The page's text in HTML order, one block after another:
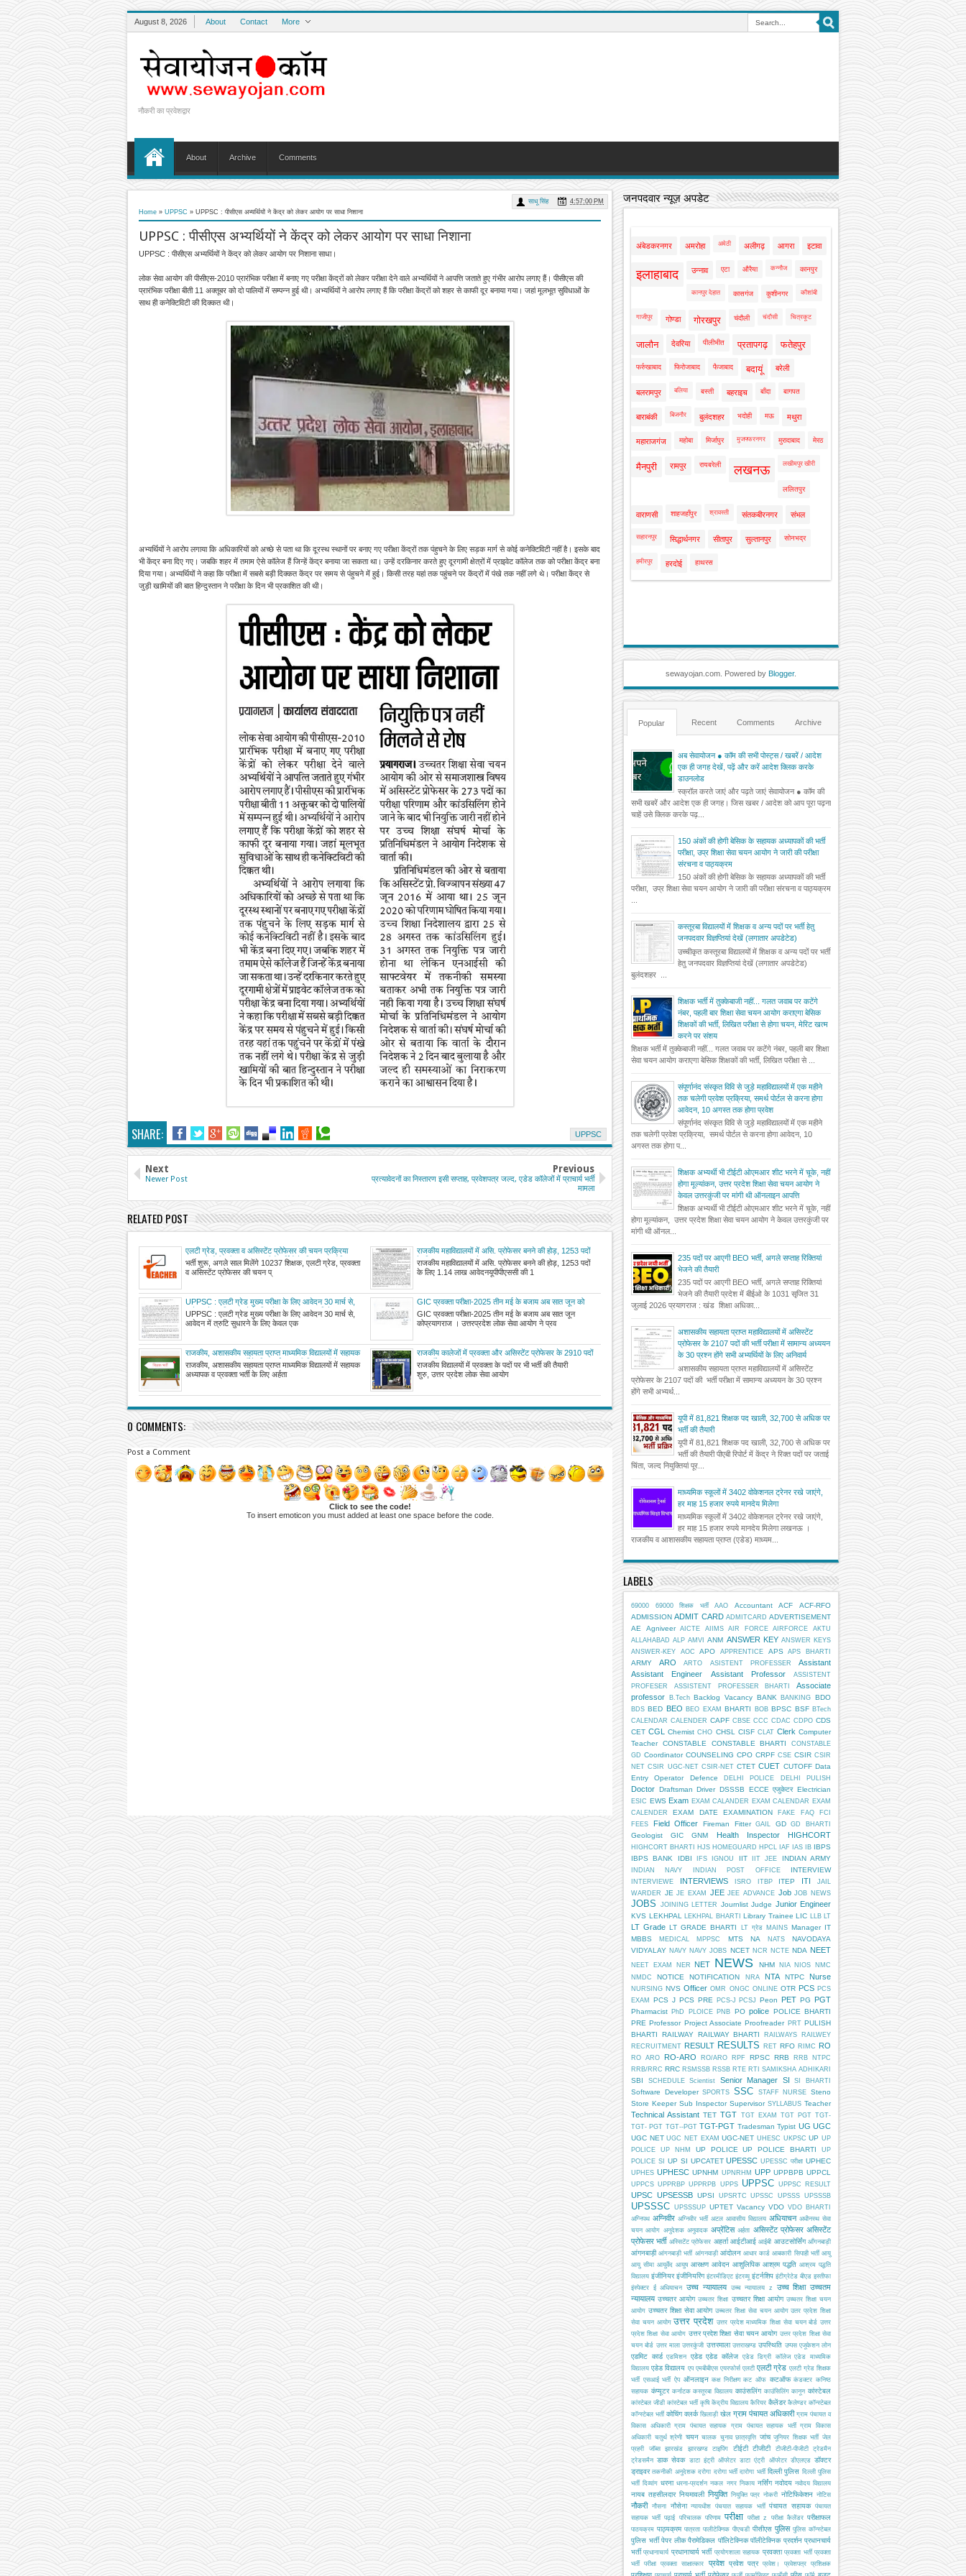
August 8, 2026 About Contact More
नौकरी का प्रवेशद्वार
About Archive Comments
Home » UPPSC » UPPSC : पीसीएस अभ्यर्थियों ने केंद्र को लेकर आयोग पर साधा निशाना
UPPSC : पीसीएस अभ्यर्थियों ने केंद्र को लेकर आयोग पर साधा निशाना
साधू सिंह 4:57:00 PM
UPPSC
UPPSC : पीसीएस अभ्यर्थियों ने केंद्र को लेकर आयोग पर निशाना साधा।
लोक सेवा आयोग की पीसीएस-2010 प्रारंभिक परीक्षा में बनाए गए परीक्षा केंद्रों को लेकर परीक्षा देने वाले अभ्यर्थियों ने आपत्ति जताते हुए गंभीर आरोप लगाए हैं। पीसीएस की
प्रारंभिक परीक्षा बीती 11 अक्तूबर को दो पालियों में सम्पन्न हुई थी। अभ्यर्थियों ने आरोप लगाए हैं कि परीक्षा केंद्रों को शहर से काफी दूर बनाया गया। जहां मूलभूत सुविधाओं के
साथ ही कनेक्टिविटी की दिक्कत थी।
अभ्यर्थियों ने आरोप लगाया कि अधिकारियों को अच्छे से पता था कि दूरस्थ स्थानों पर बनाए गए परीक्षा केंद्रों तक पंहुचने के लिए सड़क मार्ग से कोई कनेक्टिविटी नहीं है। इसके बाद
भी केंद्र बना दिए गए। जबकि शहर में तमाम ऐसे कॉलेज हैं जिन्हें केंद्र बनाया जा सकता था। उन्हें दरकिनार करते हुए दूरगामी क्षेत्रों में प्राइवेट कॉलेज तक को परीक्षा केंद्र बना
दिया गया। अभ्यर्थियों ने कहा कि परीक्षा में सबसे बड़ी दिक्कत केंद्र पर समय से पंहुचने में हुई। किसी तरह यहां तक पहुंचने पर केंद्रों में पंखे तक नहीं लगे थे। परीक्षा केंद्र से
जुड़ी खामियों की बात हिन्दुस्तान ने परीक्षा के दिन भी प्रकाशित की थी।
SHARE:
Next
Newer Post
Previous
प्रत्यावेदनों का निस्तारण इसी सप्ताह, प्रवेशपत्र जल्द, एडेड कॉलेजों में प्राचार्य भर्ती
मामला
RELATED POST
एलटी ग्रेड, प्रवक्ता व असिस्टेंट प्रोफेसर की चयन प्रक्रिया
2026 में होगी पूरी, UPPSC तीनों भर्तियों के लिए जल्द घोषित
करेगा परीक्षाओं की तिथियां
भर्ती शुरू, अगले साल मिलेंगे 10237 शिक्षक, एलटी ग्रेड, प्रवक्ता
व असिस्टेंट प्रोफेसर की चयन प्
राजकीय महाविद्यालयों में असि. प्रोफेसर बनने की होड़, 1253 पदों
के लिए 1.14 लाख आवेदन
राजकीय महाविद्यालयों में असि. प्रोफेसर बनने की होड़, 1253 पदों
के लिए 1.14 लाख आवेदनयूपीपीएससी की 1
UPPSC : एलटी ग्रेड मुख्य परीक्षा के लिए आवेदन 30 मार्च से,
आवेदन में त्रुटि सुधारने के लिए केवल एक अवसर मिलेगा
UPPSC : एलटी ग्रेड मुख्य परीक्षा के लिए आवेदन 30 मार्च से,
आवेदन में त्रुटि सुधारने के लिए केवल एक
GIC प्रवक्ता परीक्षा-2025 तीन मई के बजाय अब सात जून को
GIC प्रवक्ता परीक्षा-2025 तीन मई के बजाय अब सात जून
कोप्रयागराज । उत्तरप्रदेश लोक सेवा आयोग ने प्रव
राजकीय, अशासकीय सहायता प्राप्त माध्यमिक विद्यालयों में सहायक
अध्यापक व प्रवक्ता भर्ती के लिए अर्हता संबंधी नियमावली के बाद
अब परीक्षा प्रारूप भी हो सकता है एक समान
राजकीय, अशासकीय सहायता प्राप्त माध्यमिक विद्यालयों में सहायक
अध्यापक व प्रवक्ता भर्ती के लिए अर्हता
राजकीय कालेजों में प्रवक्ता और असिस्टेंट प्रोफेसर के 2910 पदों
पर भर्ती अगस्त से
राजकीय विद्यालयों में प्रवक्ता के पदों पर भी भर्ती की तैयारी
शुरु, उत्तर प्रदेश लोक सेवा आयोग
0 COMMENTS:
Post a Comment
Click to see the code!
To insert emoticon you must added at least one space before the code.
जनपदवार न्यूज़ अपडेट
अंबेडकरनगर अमरोहा अमेठी अलीगढ़ आगरा इटावा
इलाहाबाद उन्नाव एटा औरैया कन्नौज कानपुर
कानपुर देहात कासगंज कुशीनगर कौशांबी
गाजीपुर गोण्डा गोरखपुर चंदौली चंदौसी चित्रकूट
जालौन देवरिया पीलीभीत प्रतापगढ़ फतेहपुर
फर्रुखाबाद फिरोजाबाद फैजाबाद बदायूं बरेली
बलरामपुर बलिया बस्ती बहराइच बाँदा बागपत
बाराबंकी बिजनौर बुलंदशहर भदोही मऊ मथुरा
महाराजगंज महोबा मिर्जापुर मुजफ्फरनगर मुरादाबाद मेरठ
मैनपुरी रामपुर रायबरेली लखनऊ लखीमपुर खीरी
ललितपुर
वाराणसी शाहजहाँपुर श्रावस्ती संतकबीरनगर संभल
सहारनपुर सिद्धार्थनगर सीतापुर सुल्तानपुर सोनभद्र
हमीरपुर हरदोई हाथरस
sewayojan.com. Powered by Blogger.
Popular Recent Comments Archive
अब सेवायोजन ● कॉम की सभी पोस्ट्स / खबरें / आदेश
एक ही जगह देखें, पढ़ें और करें आदेश क्लिक करके
डाउनलोड
स्क्रॉल करते जाएं और पढ़ते जाएं सेवायोजन ● कॉम की
सभी खबरें और आदेश एक ही जगह। जिस खबर / आदेश को आप पूरा पढ़ना
चाहें उसे क्लिक करके पढ़...
150 अंकों की होगी बेसिक के सहायक अध्यापकों की भर्ती
परीक्षा, उप्र शिक्षा सेवा चयन आयोग ने जारी की परीक्षा
संरचना व पाठ्यक्रम
150 अंकों की होगी बेसिक के सहायक अध्यापकों की भर्ती
परीक्षा, उप्र शिक्षा सेवा चयन आयोग ने जारी की परीक्षा संरचना व पाठ्यक्रम
कस्तूरबा विद्यालयों में शिक्षक व अन्य पदों पर भर्ती हेतु
जनपदवार विज्ञप्तियां देखें (लगातार अपडेटेड)
उच्चीकृत कस्तूरबा विद्यालयों में शिक्षक व अन्य पदों पर भर्ती
हेतु जनपदवार विज्ञप्तियां देखें (लगातार अपडेटेड)
बुलंदशहर ...
शिक्षक भर्ती में तुक्केबाजी नहीं... गलत जवाब पर कटेंगे
नंबर, पहली बार शिक्षा सेवा चयन आयोग कराएगा बेसिक
शिक्षकों की भर्ती, लिखित परीक्षा से होगा चयन, मेरिट खत्म
करने पर संशय
शिक्षक भर्ती में तुक्केबाजी नहीं... गलत जवाब पर कटेंगे नंबर, पहली बार शिक्षा
सेवा चयन आयोग कराएगा बेसिक शिक्षकों की भर्ती, लिखित परीक्षा से ...
संपूर्णानंद संस्कृत विवि से जुड़े महाविद्यालयों में एक महीने
तक चलेगी प्रवेश प्रक्रिया, समर्थ पोर्टल से करना होगा
आवेदन, 10 अगस्त तक होगा प्रवेश
संपूर्णानंद संस्कृत विवि से जुड़े महाविद्यालयों में एक महीने
तक चलेगी प्रवेश प्रक्रिया, समर्थ पोर्टल से करना होगा आवेदन, 10
अगस्त तक होगा प...
शिक्षक अभ्यर्थी भी टीईटी ओएमआर शीट भरने में चूके, नहीं
होगा मूल्यांकन, उत्तर प्रदेश शिक्षा सेवा चयन आयोग ने
केवल उत्तरकुंजी पर मांगी थी ऑनलाइन आपत्ति
शिक्षक अभ्यर्थी भी टीईटी ओएमआर शीट भरने में चूके, नहीं
होगा मूल्यांकन, उत्तर प्रदेश शिक्षा सेवा चयन आयोग ने केवल उत्तरकुंजी पर
मांगी थी ऑनल...
235 पदों पर आएगी BEO भर्ती, अगले सप्ताह रिक्तियां
भेजने की तैयारी
235 पदों पर आएगी BEO भर्ती, अगले सप्ताह रिक्तियां
भेजने की तैयारी प्रदेश में बीईओ के 1031 सृजित 31
जुलाई 2026 प्रयागराज : खंड शिक्षा अधिका...
अशासकीय सहायता प्राप्त महाविद्यालयों में असिस्टेंट
प्रोफेसर के 2107 पदों की भर्ती परीक्षा में सामान्य अध्ययन
के 30 प्रश्न होंगे सभी अभ्यर्थियों के लिए अनिवार्य
अशासकीय सहायता प्राप्त महाविद्यालयों में असिस्टेंट
प्रोफेसर के 2107 पदों की भर्ती परीक्षा में सामान्य अध्ययन के 30 प्रश्न
होंगे सभी अभ्यर्थ...
यूपी में 81,821 शिक्षक पद खाली, 32,700 से अधिक पर
भर्ती की तैयारी
यूपी में 81,821 शिक्षक पद खाली, 32,700 से अधिक पर
भर्ती की तैयारी पीएबी रिपोर्ट में केंद्र ने रिक्त पदों पर जताई
चिंता, जल्द नियुक्तियां पूर...
माध्यमिक स्कूलों में 3402 वोकेशनल ट्रेनर रखे जाएंगे,
हर माह 15 हजार रुपये मानदेय मिलेगा
माध्यमिक स्कूलों में 3402 वोकेशनल ट्रेनर रखे जाएंगे,
हर माह 15 हजार रुपये मानदेय मिलेगा लखनऊ ।
राजकीय व आशासकीय सहायता प्राप्त (एडेड) माध्यम...
LABELS
69000 69000 शिक्षक भर्ती AAO Accountant ACF
ACF-RFO
ADMISSION ADMIT CARD ADMITCARD ADVERTISEMENT
AE
Agniveer AICTE AIIMS AIR FORCE AIRFORCE
AKTU
ALLAHABAD ALP AMVI ANM ANSWER KEY ANSWER KEYS
ANSWER-KEY
AOC APO APPRENTICE APS APS BHARTI
ARMY ARO ARTO ASISTENT PROFESSER
Assistant
Assistant Engineer
Assistant Professor
ASSISTENT
PROFESER
ASSISTENT PROFESSER BHARTI
Associate
professor
B.Tech Backlog Vacancy BANK BANKING BDO
BDS BED BEO BEO EXAM BHARTI BOB BPSC BSF BTech
CALENDAR CALENDER CAPF CBSE CCC CDAC CDPO CDS
CET CGL Chemist CHO CHSL CISF CLAT Clerk Computer
Teacher
CONSTABLE CONSTABLE BHARTI
CONSTABLE
GD Coordinator COUNSELING CPO CRPF CSE CSIR CSIR
NET CSIR UGC-NET CSIR-NET CTET CUET CUTOFF Data
Entry Operator
Defence DELHI POLICE DELHI PULISH
Doctor Draftsman Driver DSSSB ECCE एजुकेटर Electrician
ESIC EWS Exam EXAM CALANDER EXAM CALENDAR EXAM
CALENDER
EXAM DATE EXAMINATION FAKE FAQ
FCI
FEES
Field Officer Fireman Fitter GAIL GD GD BHARTI
Geologist GIC GNM Health Inspector HIGHCORT
HIGHCORT BHARTI HJS HOMEGUARD HPCL IAF IAS IB IBPS
IBPS BANK
IDBI IFS IGNOU IIT IIT JEE INDIAN ARMY
INDIAN NAVY INDIAN POST OFFICE INTERVIEW
INTERVIEWE INTERVIEWS ISRO ITBP ITEP ITI
JAIL
WARDER JE JE EXAM JEE JEE ADVANCE Job JOB NEWS
JOBS JOINING LETTER Journlist Judge Junior Engineer
KVS LEKHPAL LEKHPAL BHARTI Library Trainee LIC LLB LT
LT Grade LT GRADE BHARTI LT ग्रेड MAINS Manager IT
MBBS
MEDICAL MPPSC MTS NA NATS
NAVODAYA
VIDYALAY NAVY NAVY JOBS NCET NCR NCTE NDA NEET
NEET EXAM NER NET NEWS NHM NIA NIOS
NMC
NMDC
NOTICE NOTIFICATION NRA NTA NTPC Nurse
NURSING NVS Officer OMR ONGC ONLINE OTR PCS PCS
EXAM
PCS J PCS PRE PCS-J PCSJ Peon PET PG PGT
Pharmacist PhD PLOICE PNB PO police POLICE BHARTI
PRE Professor Project Associate Proofreader PRT PULISH
BHARTI
RAILWAY RAILWAY BHARTI RAILWAYS
RAILWEY
RECRUITMENT RESULT RESULTS RET RFO RIMC RO
RO ARO RO-ARO RO/ARO RPF RPSC RRB
RRB NTPC
RRB/RRC RRC RSMSSB RSSB RTE RTI SAMIKSHA ADHIKARI
SBI SCHEDULE Scientist Senior Manager SI SI BHARTI
Software Developer SPORTS SSC STAFF NURSE
Steno
Store Keeper Sub Inspector Supervisor SYLLABUS Teacher
Technical Assistant TET TGT TGT EXAM TGT PGT TGT-
TGT- PGT TGT--PGT TGT-PGT Tradesman Typist UG UGC
UGC NET UGC NET EXAM UGC-NET UHESC UKPSC UP UP
POLICE
UP NHM UP POLICE UP POLICE BHARTI
UP
POLICE SI
UP SI UPCATET UPESSC UPESSC परीक्षा UPHEC
UPHES UPHESC UPNHM UPNRHM UPP UPPBPB UPPCL
UPPCS UPPRBP UPPRPB UPPS UPPSC UPPSC RESULT
UPSC UPSESSB UPSI UPSRTC UPSSC UPSSS UPSSSB
UPSSSC UPSSSUP UPTET Vacancy VDO VDO BHARTI
अग्निपथ अग्निवीर अग्निवीर भर्ती अटल आवासीय विद्यालय अधियाचन अधीनस्थ सेवा
चयन आयोग अनुदेशक अनुवादक अप्रेंटिस अर्हता असिस्टेंट प्रोफेसर असिस्टेंट
प्रोफेसर भर्ती अस्सिटेंट प्रोफेसर अहर्ता आईटीआई आईबी आउटसोर्सिंग आँगनबाड़ी
आंगनबाड़ी आंगनबाड़ी भर्ती आंगनवाड़ी आंदोलन आधार कार्ड आबकारी सिपाही भर्ती आयु
आयु सीमा आयुर्वेद आयुष आरक्षण आवेदन आशुलिपिक आश्रम पद्धति आश्रम पद्धति
विद्यालय इंजीनियर इंजीनियरिंग इंटरमीडिएट इंटरव्यू इंटर्नशिप इंटीग्रेटेड बीएड इस्तीफा
इंस्पेक्टर ई अधियाचन उच्च न्यायालय उच्च न्यायालय z उच्च शिक्षा उच्चतम
न्यायालय उच्चतर आयोग उच्चतर शिक्षा उच्चतर शिक्षा आयोग उच्चतर शिक्षा चयन
आयोग उच्चतर शिक्षा सेवा आयोग उच्चतर शिक्षा सेवा चयन आयोग उतर प्रदेश शिक्षा
सेवा चयन आयोग उत्तर प्रदेश उत्तर प्रदेश माध्यमिक शिक्षा सेवा चयन बोर्ड उत्तर
प्रदेश शिक्षा सेवा आयोग उत्तर प्रदेश शिक्षा सेवा चयन आयोग उत्तर प्रदेश शिक्षा सेवा
चयन बोर्ड उत्तर माला उत्तरकुंजी उत्तरमाला उत्तराखण्ड उपस्थिति उप्पस एजूकेशन लोन
एडमिट कार्ड एडमिशन एडेड एडेड कॉलेज एडेड डिग्री कॉलेज एडेड माध्यमिक
विद्यालय एडेड विद्यालय एप एमबीबीएस एयरफोर्स एलटी एलटी ग्रेड एलटी ग्रेड शिक्षक
भर्ती एसआई भर्ती ऐप ऑनलाइन कक्ष निरीक्षण कट ऑफ कटऑफ कंडक्टर कनिष्ठ
सहायक कंप्यूटर कर्नाटक कस्तूरबा विद्यालय काउंसलिंग काउंसिलिंग कानून कांस्टेबल
कांस्टेबल जीडी कांस्टेबल भर्ती कृषि केंद्रीय विद्यालय कैरियर कैलेंडर कैलेण्डर कॉन्स्टेबल
कॉन्स्टेबल भर्ती कोचिंग क्लर्क खिलाड़ी खेल ग्राम पंचायत अधिकारी ग्राम पंचायत व
विकास अधिकारी ग्राम पंचायत सहायक ग्राम पंचायत सहायक भर्ती ग्राम विकास
अधिकारी चतुर्थ श्रेणी चयन चालक चुनाव छात्रवृत्ति जांच जूनियर शिक्षक भर्ती जेल
प्रहरी
जॉब्स झारखंड झारखण्ड टाइपिंग टीईटी टीजीटी टीजीटी-पीजीटी
ट्रेडमैन
ट्रेडसमैन डाक सेवक डाटा इंट्री ऑपरेटर डाटा एंट्री ऑपरेटर डीएलएड डॉक्टर
ड्राइवर तकनीकी अनुदेशक दरोगा दरोगा भर्ती दारोगा भर्ती दिल्ली पुलिस दिल्ली पुलिस
भर्ती दिव्यांग धरना धरना-प्रदर्शन नकल नगर निकाय नर्सिंग नवोदय नवोदय विद्यालय
नायब तहसीलदार नियमावली नियुक्ति नियुक्ति पत्र नोकरी नोटिफिकेशन नोटिस
नौकरी नौसना नौसेना न्यायधीश पंचयात सहायक भर्ती पंचायत सहायक पंचायत
सहायक भर्ती पढ़ाई परिचालक परिणाम परीक्षा परीक्षा z परीक्षा कैलेंडर परीक्षाफल
पाठयक्रम पाठ्यक्रम पात्रता पालीटेक्निक पीएचडी पीसीएस पुलिस पुलिस कॉन्स्टेबल
पुलिस भर्ती पेपर लीक पैरामेडिकल पॉलिटेक्निक पॉलीटेक्निक प्रदर्शन प्रधानचार्य
भर्ती प्रधानाचार्य प्रधानाचार्य भर्ती प्रयोगशाला सहायक प्रवक्ता प्रवक्ता भर्ती प्रवक्ता
भर्ती परीक्षा
प्रवक्ता साक्षात्कार प्रवेश प्रवेश पत्र प्रवेश। प्रवेशपत्र प्रशिक्षक